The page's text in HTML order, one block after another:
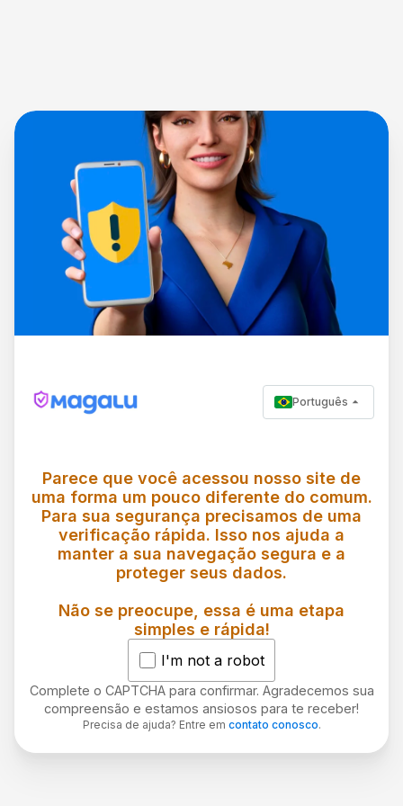
Português
Parece que você acessou nosso site de
uma forma um pouco diferente do comum.
Para sua segurança precisamos de uma
verificação rápida. Isso nos ajuda a
manter a sua navegação segura e a
proteger seus dados.
Não se preocupe, essa é uma etapa
simples e rápida!
I'm not a robot
Complete o CAPTCHA para confirmar. Agradecemos sua
compreensão e estamos ansiosos para te receber!
Precisa de ajuda? Entre em contato conosco.